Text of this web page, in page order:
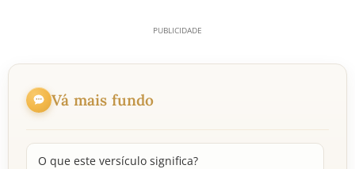
Vá mais fundo
O que este versículo significa?